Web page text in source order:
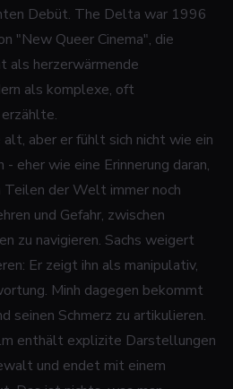
Debüt. The Delta war 1996
"New Queer Cinema", die
als herzerwärmende
als komplexe, oft
aber er fühlt sich nicht wie ein
eher wie eine Erinnerung daran,
Teilen der Welt immer noch
und Gefahr, zwischen
zu navigieren. Sachs weigert
Er zeigt ihn als manipulativ,
Minh dagegen bekommt
seinen Schmerz zu artikulieren.
enthält explizite Darstellungen
und endet mit einem